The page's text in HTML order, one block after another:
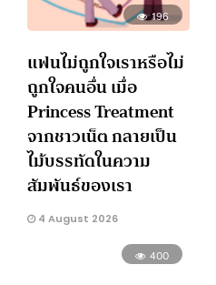
196
แฟนไม่ถูกใจเราหรือไม่
ถูกใจคนอื่น เมื่อ
Princess Treatment
จากชาวเน็ต กลายเป็น
ไม้บรรทัดในความ
สัมพันธ์ของเรา
4 August 2026
400